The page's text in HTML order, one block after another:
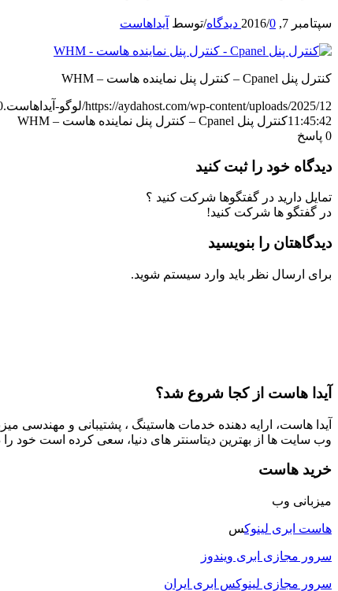
سپتامبر 7, 2016 /0 دیدگاه /توسط آیداهاست
کنترل پنل Cpanel – کنترل پنل نماینده هاست – WHM
https://aydahost.com/wp-content/uploads/2025/12/لوگو-آیداهاست.png
11:45:42کنترل پنل Cpanel – کنترل پنل نماینده هاست – WHM
0 پاسخ
دیدگاه خود را ثبت کنید
تمایل دارید در گفتگوها شرکت کنید ؟
در گفتگو ها شرکت کنید!
دیدگاهتان را بنویسید
برای ارسال نظر باید وارد سیستم شوید.
آیدا هاست از کجا شروع شد؟
آیدا هاست، ارایه دهنده خدمات هاستینگ ، پشتیبانی و مهندسی
وب سایت ها از بهترین دیتاسنتر های دنیا، سعی کرده است خود
خرید هاست
میزبانی وب
هاست ابری لینوکس
سرور مجازی ابری ویندوز
سرور مجازی لینوکس ابری ایران